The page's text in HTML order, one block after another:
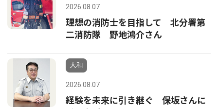
2026.08.07
理想の消防士を目指して 北分署第
二消防隊 野地鴻介さん
大和
2026.08.07
経験を未来に引き継ぐ 保坂さんに